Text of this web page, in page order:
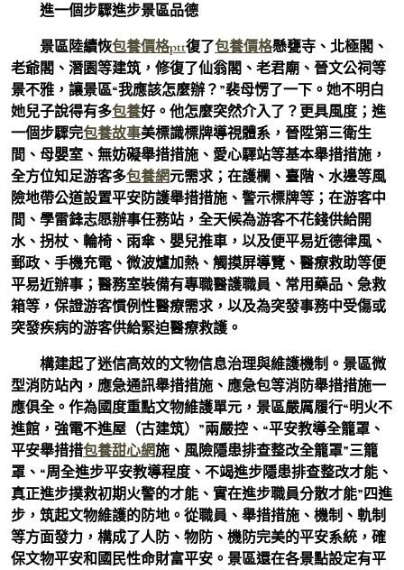
進一個步驟進步景區品德
景區陸續恢包養價格ptt復了包養價格懸甕寺、北極閣、
老爺閣、潛園等建筑，修復了仙翁閣、老君廟、晉文公祠等
景不雅，讓景區“我應該怎麼辦？”裴母愣了一下。她不明白
她兒子說得有多包養好。他怎麼突然介入了？更具風度；進
一個步驟完包養故事美標識標牌導視體系，晉陞第三衛生
間、母嬰室、無妨礙舉措措施、愛心驛站等基本舉措措施，
全方位知足游客多包養網元需求；在護欄、臺階、水邊等風
險地帶公道設置平安防護舉措措施、警示標牌等；在游客中
間、學雷鋒志愿辦事任務站，全天候為游客不花錢供給開
水、拐杖、輪椅、雨傘、嬰兒推車，以及便平易近德律風、
郵政、手機充電、微波爐加熱、觸摸屏導覽、醫療救助等便
平易近辦事；醫務室裝備有專職醫護職員、常用藥品、急救
箱等，保證游客慣例性醫療需求，以及為突發事務中受傷或
突發疾病的游客供給緊迫醫療救護。
構建起了迷信高效的文物信息治理與維護機制。景區微
型消防站內，應急通訊舉措措施、應急包等消防舉措措施一
應俱全。作為國度重點文物維護單元，景區嚴厲履行“明火不
進館，強電不進屋（古建筑）”兩嚴控、“平安教導全籠罩、
平安舉措措包養甜心網施、風險隱患排查整改全籠罩”三籠
罩、“周全進步平安教導程度、不竭進步隱患排查整改才能、
真正進步撲救初期火警的才能、實在進步職員分散才能”四進
步，筑起文物維護的防地。從職員、舉措措施、機制、軌制
等方面發力，構成了人防、物防、機防完美的平安系統，確
保文物平安和國民性命財富平安。景區還在各景點設定有平